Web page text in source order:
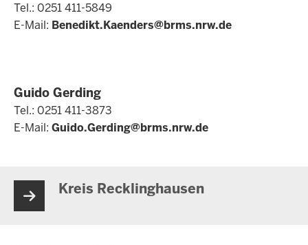
Tel.: 0251 411-5849
E-Mail: Benedikt.Kaenders@brms.nrw.de
Guido Gerding
Tel.: 0251 411-3873
E-Mail: Guido.Gerding@brms.nrw.de
Kreis Recklinghausen